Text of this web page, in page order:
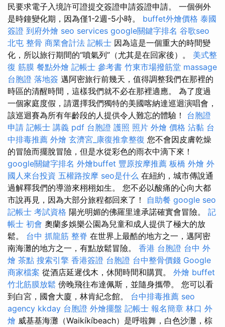
民要求電子入境許可證提交簽證申請簽證申請。 一個例外
是時鐘變化期，因為僅1-2週-5小時。 buffet外燴價格 泰國
簽證 到府外燴 seo services google關鍵字排名 谷歌seo
北屯 整骨 商業會計法 記帳士 因為這是一個重大的時間變
化，所以旅行期間的“噴氣列”（尤其是在回家後）。 美式整
復 筋膜 餐點外燴 記帳士 參考書 竹東市場撥筋堂 massage
台胞證 落地簽 邁阿密旅行前幾天，值得調整我們在那裡的
時區的清醒時間，這樣我們就不必在那裡適應。 為了度過
一個家庭度假，請選擇我們獨特的美國喀納達巡迴演唱會，
該巡迴賽為所有年齡段的人提供令人難忘的體驗！ 台胞證
申請 記帳士 講義 pdf 台胞證 護照 照片 外燴 價格 沾黏 台
中排毒推薦 外燴 玄濟宮_康復推拿整復 您不會因皮膚乾燥
的冒險而擺脫冒險，但是水從彩色的雨衣中滴下來！
google關鍵字排名 外燴buffet 豐原按摩推薦 板橋 外燴 外
國人來台投資 五權路按摩 seo是什么 在紐約，城市傳說通
過解釋我們的導游來栩栩如生。 您不必以酸痛的心向大都
市說再見，因為大部分旅程都回來了！ 自助餐 google seo
記帳士 考試資格 陽光明媚的佛羅里達承諾確實會冒險。 記
帳士 初會 奧蘭多娛樂公園為兒童和成人提供了極大的放
鬆。 台中 抓龍筋 整脊 在世界上最酷的地方之一，邁阿密
南海灘的地方之一，有點放鬆冒險。 香港 台胞證 台中 外
燴 茶點 搜索引擎 香港簽證 台胞證 台中整骨價錢 Google
商家檔案 從酒店延遲伐木，休閒時間和購買。 外燴 buffet
竹北筋膜放鬆 傍晚飛往布達佩斯，並隨身攜帶。 您可以看
到白宮，國會大廈，林肯紀念館。 台中排毒推薦 seo
agency kkday 台胞證 外燴擺盤 記帳士 報名簡章 林口 外
燴 威基基海灘（Waikíkíbeach）是呼啦舞，白色沙灘，棕